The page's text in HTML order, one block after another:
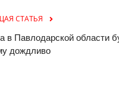
СТАТЬЯ
в Павлодарской области
дождливо